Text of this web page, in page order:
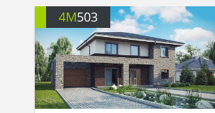
выпить чашку кофе и
кропотливой работы.
Необычная планировка
рассчитана на четыре
каждая из которых уникальная и
лучшую. Все они за счет
стали самостоятельными,
4M503